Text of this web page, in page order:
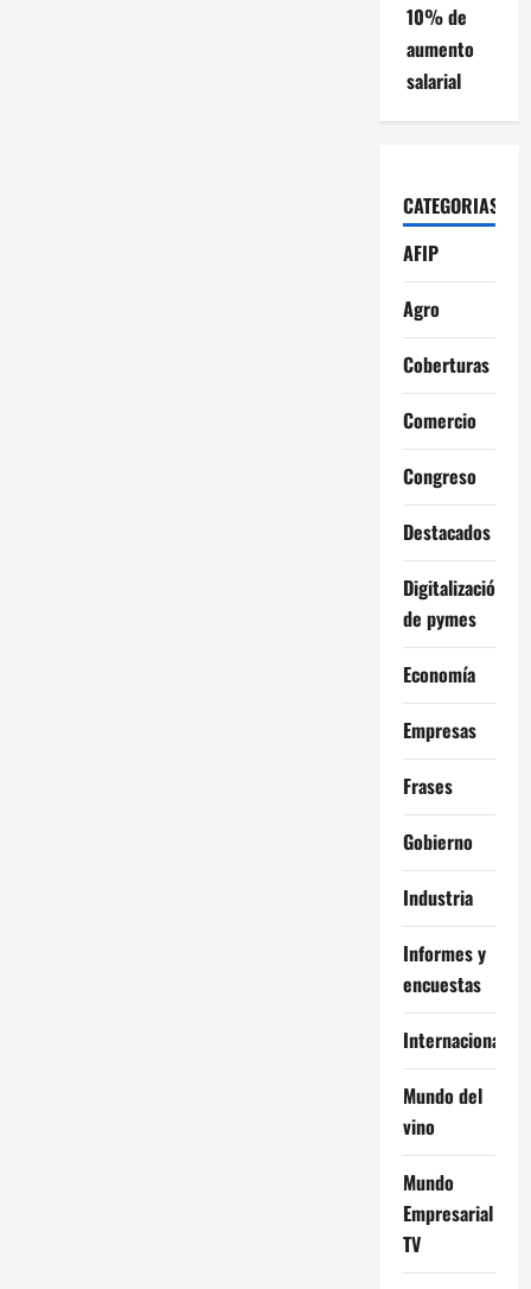
10% de
aumento
salarial
CATEGORIAS
AFIP
Agro
Coberturas
Comercio
Congreso
Destacados
Digitalización
de pymes
Economía
Empresas
Frases
Gobierno
Industria
Informes y
encuestas
Internacional
Mundo del
vino
Mundo
Empresarial
TV